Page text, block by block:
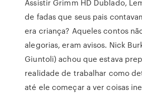
Assistir Grimm HD Dublado,
de fadas que seus pais
era criança? Aqueles contos
alegorias, eram avisos. Nick
Giuntoli) achou que estava
realidade de trabalhar como
até ele começar a ver coisas